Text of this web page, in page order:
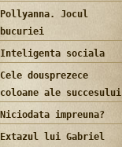
Pollyanna. Jocul
bucuriei
Inteligenta sociala
Cele dousprezece
coloane ale succesului
Niciodata impreuna?
Extazul lui Gabriel